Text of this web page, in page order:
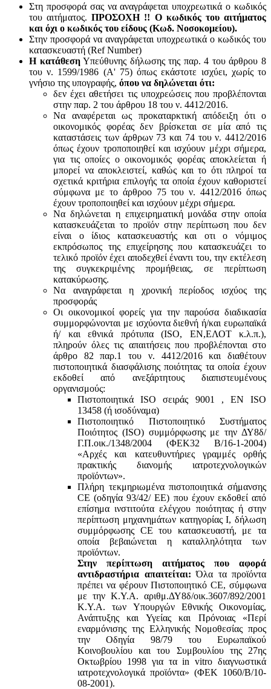
Στη προσφορά σας να αναγράφεται υποχρεωτικά ο κωδικός
του αιτήματος.ΠΡΟΣΟΧΗ !! Ο κωδικός του αιτήματος
και όχι ο κωδικός του είδους (Κωδ. Νοσοκομείου).
Στην προσφορά να αναγράφεται υποχρεωτικά ο κωδικός του
κατασκευαστή (Ref Number)
Η κατάθεσηΥπεύθυνης δήλωσης της παρ. 4 του άρθρου 8
του ν. 1599/1986 (Α' 75) όπως εκάστοτε ισχύει, χωρίς το
γνήσιο της υπογραφής, όπου να δηλώνεται ότι:
δεν έχει αθετήσει τις υποχρεώσεις που προβλέπονται
στην παρ. 2 του άρθρου 18 του ν. 4412/2016.
Να αναφέρεται ως προκαταρκτική απόδειξη ότι ο
οικονομικός φορέας δεν βρίσκεται σε μία από τις
καταστάσεις των άρθρων 73 και 74 του ν. 4412/2016
όπως έχουν τροποποιηθεί και ισχύουν μέχρι σήμερα,
για τις οποίες ο οικονομικός φορέας αποκλείεται ή
μπορεί να αποκλειστεί, καθώς και το ότι πληροί τα
σχετικά κριτήρια επιλογής τα οποία έχουν καθοριστεί
σύμφωνα με τo άρθροo 75 του ν. 4412/2016 όπως
έχουν τροποποιηθεί και ισχύουν μέχρι σήμερα.
Να δηλώνεται η επιχειρηματική μονάδα στην οποία
κατασκευάζεται το προϊόν στην περίπτωση που δεν
είναι ο ίδιος κατασκευαστής και oτι ο νόμιμος
εκπρόσωπος της επιχείρησης που κατασκευάζει το
τελικό προϊόν έχει αποδεχθεί έναντι του, την εκτέλεση
της συγκεκριμένης προμήθειας, σε περίπτωση
κατακύρωσης.
Να αναγράφεται η χρονική περίοδος ισχύος της
προσφοράς
Οι οικονομικοί φορείς για την παρούσα διαδικασία
συμμορφώνονται με ισχύοντα διεθνή ή/και ευρωπαϊκά
ή/ και εθνικά πρότυπα (ISO, ΕΝ,ΕΛΟΤ κ.λ.π.),
πληρούν όλες τις απαιτήσεις που προβλέπονται στο
άρθρο 82 παρ.1 του ν. 4412/2016 και διαθέτουν
πιστοποιητικά διασφάλισης ποιότητας τα οποία έχουν
εκδοθεί από ανεξάρτητους διαπιστευμένους
οργανισμούς:
Πιστοποιητικά ISO σειράς 9001 , ΕΝ ISO
13458 (ή ισοδύναμα)
Πιστοποιητικό Πιστοποιητικό Συστήματος
Ποιότητος (ISO) συμμόρφωσης με την ΔΥ8δ/
Γ.Π.οικ./1348/2004 (ΦΕΚ32 Β/16-1-2004)
«Αρχές και κατευθυντήριες γραμμές ορθής
πρακτικής διανομής ιατροτεχνολογικών
προϊόντων».
Πλήρη τεκμηριωμένα πιστοποιητικά σήμανσης
CE (οδηγία 93/42/ ΕΕ) που έχουν εκδοθεί από
επίσημα ινστιτούτα ελέγχου ποιότητας ή στην
περίπτωση μηχανημάτων κατηγορίας Ι, δήλωση
συμμόρφωσης CE του κατασκευαστή, με τα
οποία βεβαιώνεται η καταλληλότητα των
προϊόντων.
Στην περίπτωση αιτήματος που αφορά
αντιδραστήρια απαιτείται: Όλα τα προϊόντα
πρέπει να φέρουν Πιστοποιητικό CE, σύμφωνα
με την Κ.Υ.Α. αριθμ.ΔΥ8δ/οικ.3607/892/2001
Κ.Υ.Α. των Υπουργών Εθνικής Οικονομίας,
Ανάπτυξης και Υγείας και Πρόνοιας «Περί
εναρμόνισης της Ελληνικής Νομοθεσίας προς
την Οδηγία 98/79 του Ευρωπαϊκού
Κοινοβουλίου και του Συμβουλίου της 27ης
Οκτωβρίου 1998 για τα in vitro διαγνωστικά
ιατροτεχνολογικά προϊόντα» (ΦΕΚ 1060/Β/10-
08-2001).